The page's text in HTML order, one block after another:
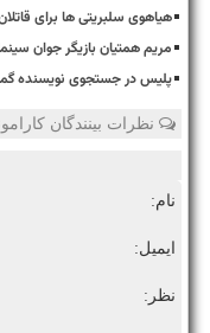
هیاهوی سلبریتی ها برای
مریم همتیان بازیگر جوان
پلیس در جستجوی نویسنده
نظرات بینندگان
نام:
ایمیل:
نظر: